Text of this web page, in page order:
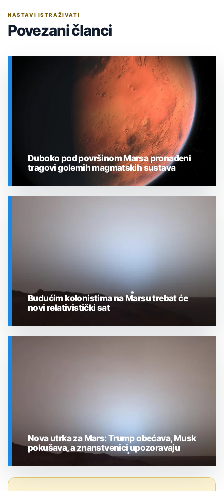
NASTAVI ISTRAŽIVATI
Povezani članci
Duboko pod površinom Marsa pronađeni
tragovi golemih magmatskih sustava
Budućim kolonistima na Marsu trebat će
novi relativistički sat
Nova utrka za Mars: Trump obećava, Musk
pokušava, a znanstvenici upozoravaju